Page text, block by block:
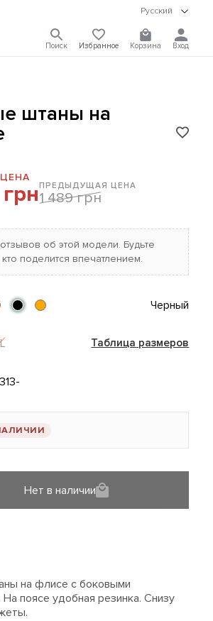
Русский
Поиск Избранное Корзина Вход
штаны на
ПРЕДЫДУЩАЯ ЦЕНА
1 489 грн
об этой модели. Будьте
поделится впечатлением.
Черный
Таблица размеров
Нет в наличии
на флисе с боковыми
На поясе удобная резинка. Снизу